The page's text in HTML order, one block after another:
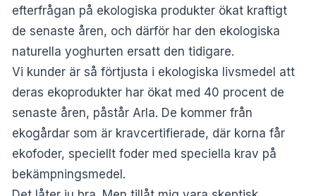
efterfrågan på ekologiska produkter ökat kraftigt
de senaste åren, och därför har den ekologiska
naturella yoghurten ersatt den tidigare.
Vi kunder är så förtjusta i ekologiska livsmedel att
deras ekoprodukter har ökat med 40 procent de
senaste åren, påstår Arla. De kommer från
ekogårdar som är kravcertifierade, där korna får
ekofoder, speciellt foder med speciella krav på
bekämpningsmedel.